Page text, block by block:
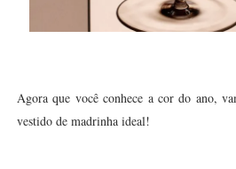
Agora que você conhece a cor do ano,
vestido de madrinha ideal!